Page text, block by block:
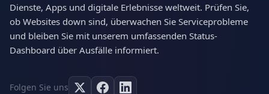
Dienste, Apps und digitale Erlebnisse weltweit. Prüfen Sie,
ob Websites down sind, überwachen Sie Serviceprobleme
und bleiben Sie mit unserem umfassenden Status-
Dashboard über Ausfälle informiert.
Folgen Sie uns